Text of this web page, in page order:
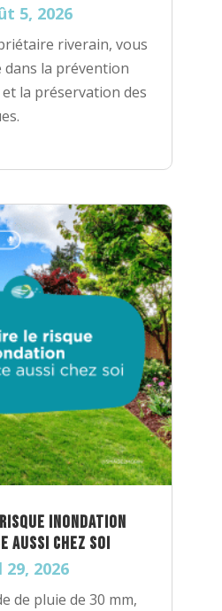
5, 2026
riverain, vous
dans la prévention
la préservation des
inondation
aussi chez soi
29, 2026
de pluie de 30 mm,